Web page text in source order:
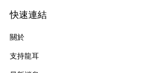
快速連結
關於
支持龍耳